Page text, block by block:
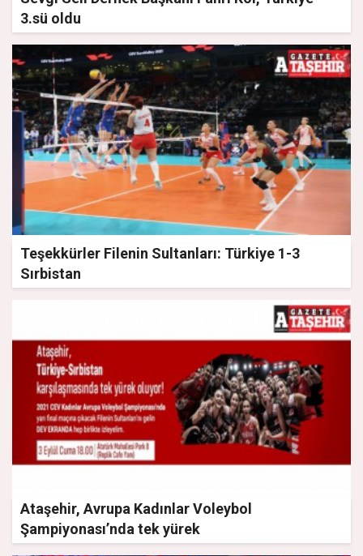
3.sü oldu
Teşekkürler Filenin Sultanları: Türkiye 1-3
Sırbistan
Ataşehir, Avrupa Kadınlar Voleybol
Şampiyonası’nda tek yürek